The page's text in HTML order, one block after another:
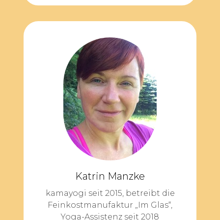
Katrin Manzke
kamayogi seit 2015, betreibt die
Feinkostmanufaktur „Im Glas“,
Yoga-Assistenz seit 2018